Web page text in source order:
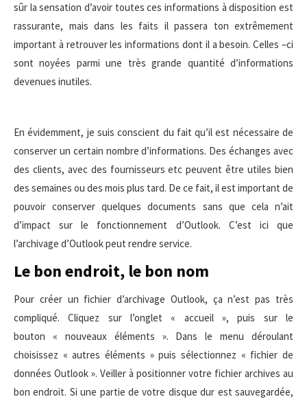
sûr la sensation d’avoir toutes ces informations à disposition est
rassurante, mais dans les faits il passera ton extrêmement
important à retrouver les informations dont il a besoin. Celles –ci
sont noyées parmi une très grande quantité d’informations
devenues inutiles.
En évidemment, je suis conscient du fait qu’il est nécessaire de
conserver un certain nombre d’informations. Des échanges avec
des clients, avec des fournisseurs etc peuvent être utiles bien
des semaines ou des mois plus tard. De ce fait, il est important de
pouvoir conserver quelques documents sans que cela n’ait
d’impact sur le fonctionnement d’Outlook. C’est ici que
l’archivage d’Outlook peut rendre service.
Le bon endroit, le bon nom
Pour créer un fichier d’archivage Outlook, ça n’est pas très
compliqué. Cliquez sur l’onglet « accueil », puis sur le
bouton « nouveaux éléments ». Dans le menu déroulant
choisissez « autres éléments » puis sélectionnez « fichier de
données Outlook ». Veiller à positionner votre fichier archives au
bon endroit. Si une partie de votre disque dur est sauvegardée,